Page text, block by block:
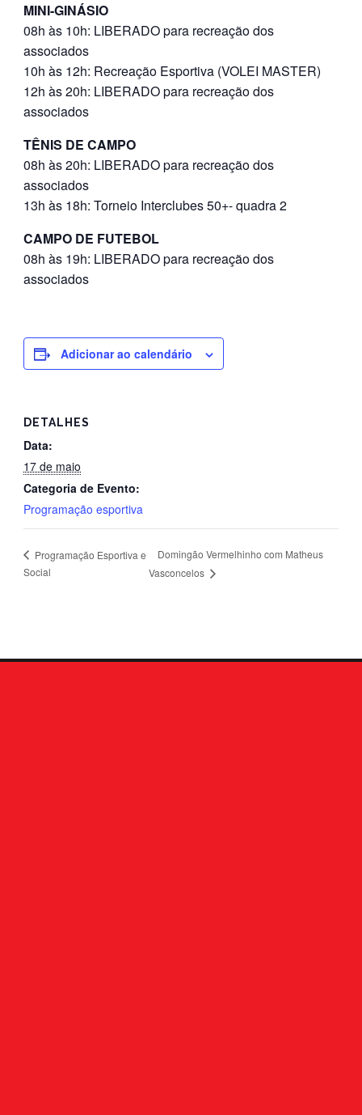
MINI-GINÁSIO
08h às 10h: LIBERADO para recreação dos
associados
10h às 12h: Recreação Esportiva (VOLEI MASTER)
12h às 20h: LIBERADO para recreação dos
associados
TÊNIS DE CAMPO
08h às 20h: LIBERADO para recreação dos
associados
13h às 18h: Torneio Interclubes 50+- quadra 2
CAMPO DE FUTEBOL
08h às 19h: LIBERADO para recreação dos
associados
Adicionar ao calendário
DETALHES
Data:
17 de maio
Categoria de Evento:
Programação esportiva
Programação Esportiva e
Social
Domingão Vermelhinho com Matheus
Vasconcelos